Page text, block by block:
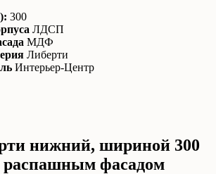
300
ЛДСП
МДФ
Либерти
Интерьер-Центр
нижний, шириной 300
распашным фасадом